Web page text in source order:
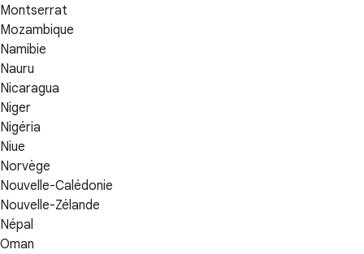
Montserrat
Mozambique
Namibie
Nauru
Nicaragua
Niger
Nigéria
Niue
Norvège
Nouvelle-Calédonie
Nouvelle-Zélande
Népal
Oman